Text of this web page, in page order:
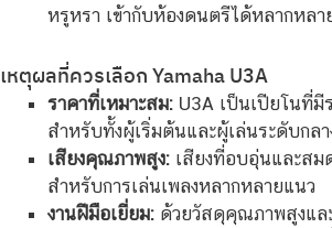
หรูหรา เข้ากับห้องดนตรีได้หลากหลา
เหตุผลที่ควรเลือก Yamaha U3A
ราคาที่เหมาะสม:U3A เป็นเปียโนที่มี
สำหรับทั้งผู้เริ่มต้นและผู้เล่นระดับกลา
เสียงคุณภาพสูง:เสียงที่อบอุ่นและสม
สำหรับการเล่นเพลงหลากหลายแนว
งานฝีมือเยี่ยม:ด้วยวัสดุคุณภาพสูงแล